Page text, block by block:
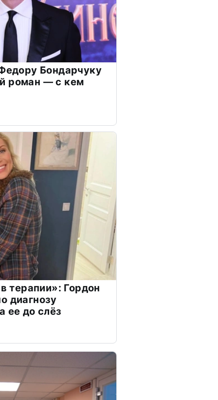
Бондарчуку
роман — с кем
терапии»: Гордон
диагнозу
ее до слёз